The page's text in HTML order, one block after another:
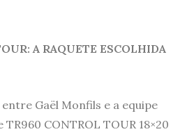
A RAQUETE ESCOLHIDA
Gaël Monfils e a equipe
CONTROL TOUR 18×20